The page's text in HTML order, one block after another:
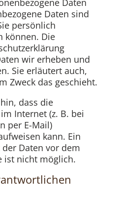
Daten
Daten sind
persönlich
können. Die
wir erheben und
Sie erläutert auch,
Zweck das geschieht.
dass die
Internet (z. B. bei
per E-Mail)
kann. Ein
Daten vor dem
ist nicht möglich.